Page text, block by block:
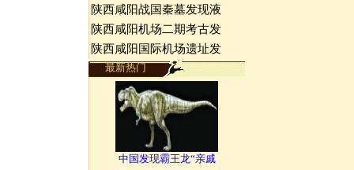
陕西咸阳战国秦墓发现液
陕西咸阳机场二期考古发
陕西咸阳国际机场遗址发
最新热门
中国发现霸王龙“亲戚